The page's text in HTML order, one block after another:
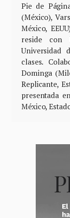
Pie de
(México),
México,
reside con
Universidad
clases.
Dominga
Replicante,
presentada
México,